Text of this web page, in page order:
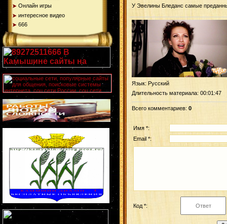
Онлайн игры
интересное видео
666
У Эвелины Бледанс самые
Язык: Русский
Длительность материала: 00:01:47
Всего комментариев: 0
Имя *:
Email *:
Код *: